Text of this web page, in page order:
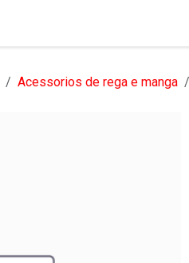
Acessorios de rega e manga